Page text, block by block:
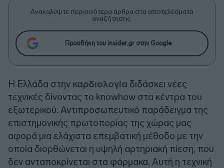
Ανακαλύψτε περισσότερα άρθρα στα αποτελέσματα
αναζήτησης.
Προσθήκη του insider.gr στην Google
Η Ελλάδα στην καρδιολογία διδάσκει νέες
τεχνικές δίνοντας το knowhow στα κέντρα του
εξωτερικού. Αντιπροσωπευτικό παράδειγμα της
επιστημονικής πρωτοπορίας της χώρας μας
αφορά μια ελάχιστα επεμβατική μέθοδο με την
οποία διορθώνεται η υψηλή αρτηριακή πίεση, που
δεν ανταποκρίνεται στα φάρμακα. Αυτή η τεχνική